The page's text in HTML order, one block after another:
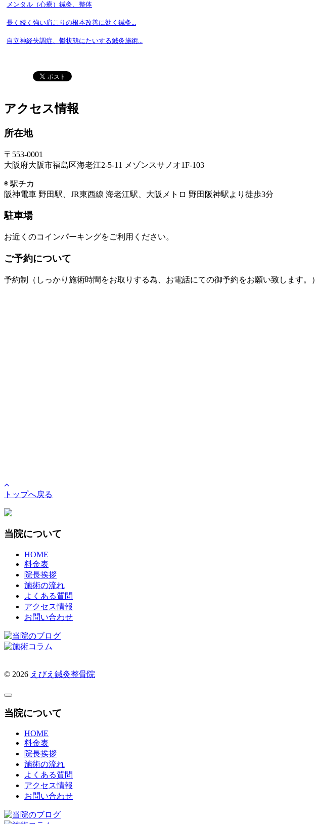
メンタル（心療）鍼灸、整体
長く続く強い肩こりの根本改善に効く鍼灸...
自立神経失調症、鬱状態にたいする鍼灸施術...
アクセス情報
所在地
〒553-0001
大阪府大阪市福島区海老江2-5-11 メゾンスサノオ1F-103
◉ 駅チカ
阪神電車 野田駅、JR東西線 海老江駅、大阪メトロ 野田阪神駅より徒歩3分
駐車場
お近くのコインパーキングをご利用ください。
ご予約について
予約制（しっかり施術時間をお取りする為、お電話にての御予約をお願い致します。）
トップへ戻る
当院について
HOME
料金表
院長挨拶
施術の流れ
よくある質問
アクセス情報
お問い合わせ
© 2026 えびえ鍼灸整骨院
当院について
HOME
料金表
院長挨拶
施術の流れ
よくある質問
アクセス情報
お問い合わせ